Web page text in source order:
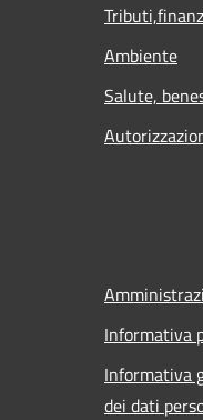
Ambiente
Salute,
Informativa
Informativa
dei dati